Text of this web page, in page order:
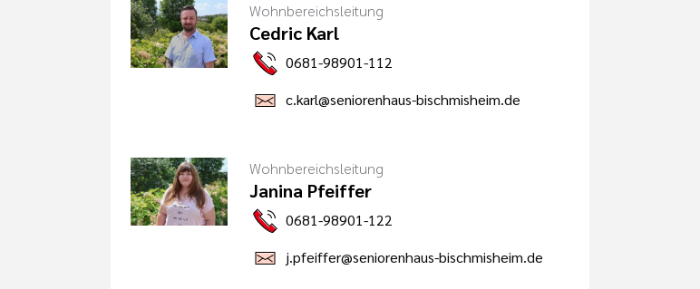
Wohnbereichsleitung
Cedric Karl
0681-98901-112
c.karl@seniorenhaus-bischmisheim.de
Wohnbereichsleitung
Janina Pfeiffer
0681-98901-122
j.pfeiffer@seniorenhaus-bischmisheim.de